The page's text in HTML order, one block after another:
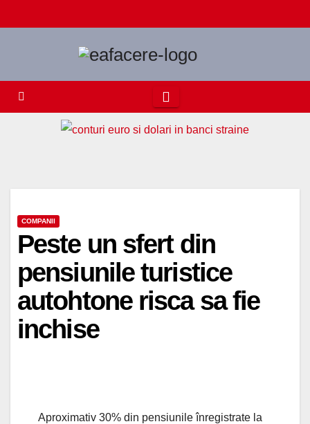
to
COMPANII
Peste un sfert din
pensiunile turistice
autohtone risca sa fie
inchise
Aproximativ 30% din pensiunile înregistrate la